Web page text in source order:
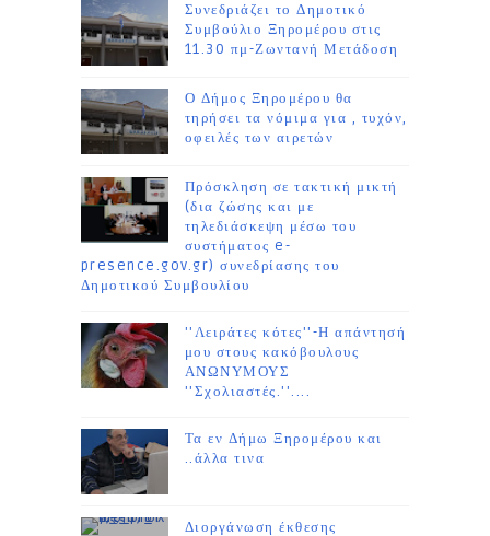
Συνεδριάζει το Δημοτικό
Συμβούλιο Ξηρομέρου στις
11.30 πμ-Ζωντανή Μετάδοση
Ο Δήμος Ξηρομέρου θα
τηρήσει τα νόμιμα για , τυχόν,
οφειλές των αιρετών
Πρόσκληση σε τακτική μικτή
(δια ζώσης και με
τηλεδιάσκεψη μέσω του
συστήματος e-
presence.gov.gr) συνεδρίασης του
Δημοτικού Συμβουλίου
''Λειράτες κότες''-Η απάντησή
μου στους κακόβουλους
ΑΝΩΝΥΜΟΥΣ
''Σχολιαστές.''....
Τα εν Δήμω Ξηρομέρου και
..άλλα τινα
Διοργάνωση έκθεσης